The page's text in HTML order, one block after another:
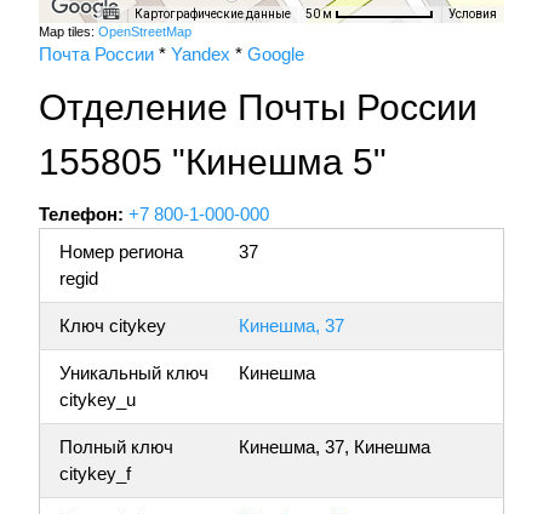
Картографические данные 50 м Условия
Map tiles: OpenStreetMap
Почта России * Yandex * Google
Отделение Почты России
155805 "Кинешма 5"
Телефон: +7 800-1-000-000
Номер региона
regid
37
Ключ citykey Кинешма, 37
Уникальный ключ
citykey_u
Кинешма
Полный ключ
citykey_f
Кинешма, 37, Кинешма